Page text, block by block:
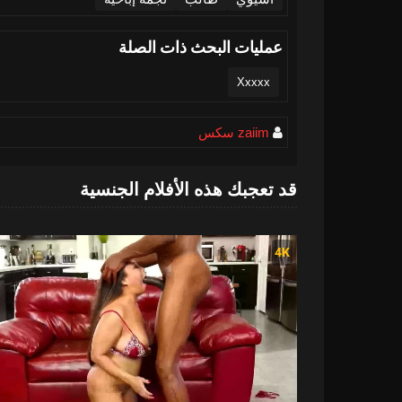
عمليات البحث ذات الصلة
Xxxxx
zaiim سكس
قد تعجبك هذه الأفلام الجنسية
4K